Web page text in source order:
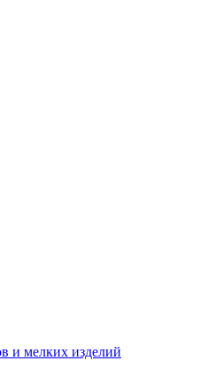
и мелких изделий